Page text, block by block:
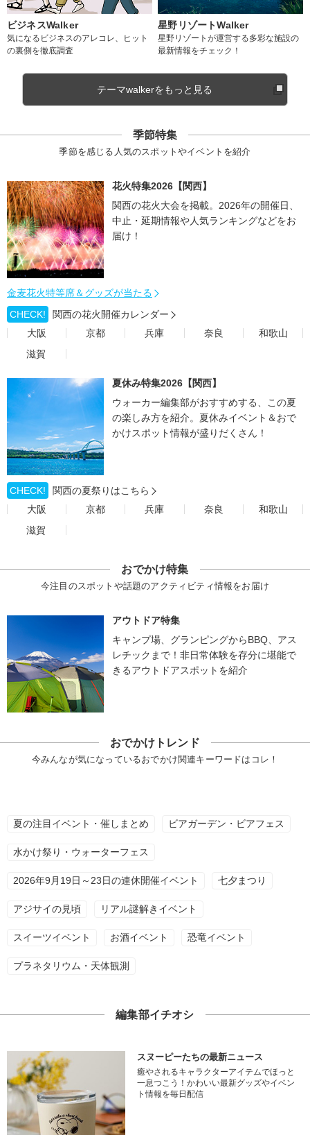
ビジネスWalker
気になるビジネスのアレコレ、ヒット
の裏側を徹底調査
星野リゾートWalker
星野リゾートが運営する多彩な施設の
最新情報をチェック！
テーマwalkerをもっと見る
季節特集
季節を感じる人気のスポットやイベントを紹介
花火特集2026【関西】
関西の花火大会を掲載。2026年の開催日、
中止・延期情報や人気ランキングなどをお
届け！
金麦花火特等席＆グッズが当たる
CHECK!
関西の花火開催カレンダー
大阪
京都 兵庫 奈良
和歌山
滋賀
夏休み特集2026【関西】
ウォーカー編集部がおすすめする、この夏
の楽しみ方を紹介。夏休みイベント＆おで
かけスポット情報が盛りだくさん！
CHECK!
関西の夏祭りはこちら
大阪
京都 兵庫 奈良
和歌山
滋賀
おでかけ特集
今注目のスポットや話題のアクティビティ情報をお届け
アウトドア特集
キャンプ場、グランピングからBBQ、アス
レチックまで！非日常体験を存分に堪能で
きるアウトドアスポットを紹介
おでかけトレンド
今みんなが気になっているおでかけ関連キーワードはコレ！
夏の注目イベント・催しまとめ ビアガーデン・ビアフェス
水かけ祭り・ウォーターフェス
2026年9月19日～23日の連休開催イベント 七夕まつり
アジサイの見頃 リアル謎解きイベント
スイーツイベント お酒イベント 恐竜イベント
プラネタリウム・天体観測
編集部イチオシ
スヌーピーたちの最新ニュース
癒やされるキャラクターアイテムでほっと
一息つこう！かわいい最新グッズやイベン
ト情報を毎日配信